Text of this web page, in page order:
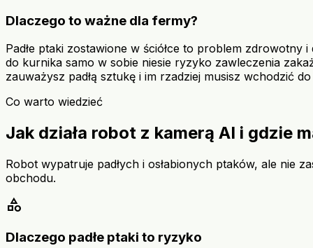
Dlaczego to ważne dla fermy?
Padłe ptaki zostawione w ściółce to problem
do kurnika samo w sobie niesie ryzyko zawleczenia
zauważysz padłą sztukę i im rzadziej musisz wchodzić
Co warto wiedzieć
Jak działa robot z kamerą AI i gdzie
Robot wypatruje padłych i osłabionych ptaków, ale nie
obchodu.
category
Dlaczego padłe ptaki to ryzyko